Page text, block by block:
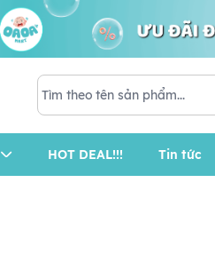
HOT DEAL!!! Tin tức